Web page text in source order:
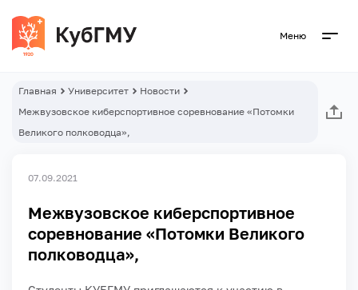
Меню
Главная Университет
Новости
Межвузовское киберспортивное соревнование «Потомки
Великого полководца»,
07.09.2021
Межвузовское киберспортивное
соревнование «Потомки Великого
полководца»,